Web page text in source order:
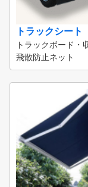
トラックシート
トラックボード・
飛散防止ネット